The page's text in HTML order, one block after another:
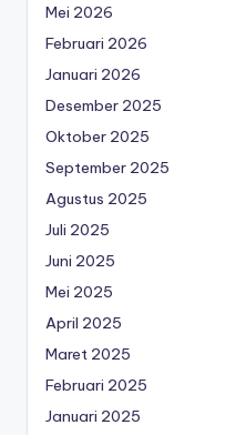
Mei 2026
Februari 2026
Januari 2026
Desember 2025
Oktober 2025
September 2025
Agustus 2025
Juli 2025
Juni 2025
Mei 2025
April 2025
Maret 2025
Februari 2025
Januari 2025